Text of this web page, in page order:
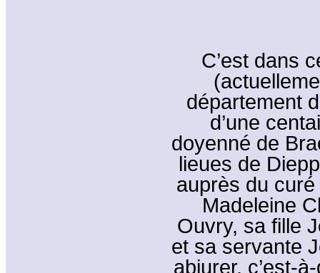
C’est dans
département
d’une
doyenné de
lieues de
auprès du
Madeleine
Ouvry, sa fille
et sa servante
abjurer, c’est-